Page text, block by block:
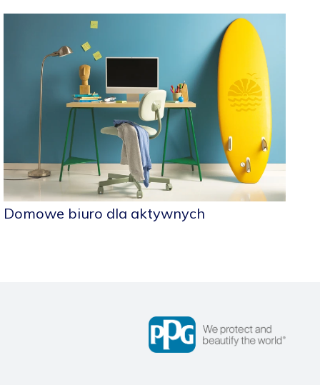
Domowe biuro dla aktywnych